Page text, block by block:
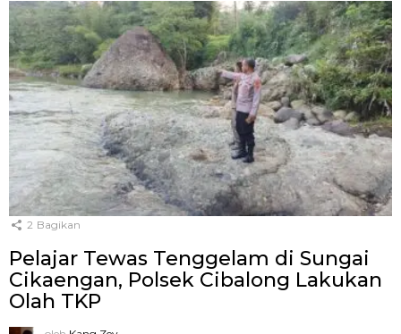
2 Bagikan
Pelajar Tewas Tenggelam di Sungai
Cikaengan, Polsek Cibalong Lakukan
Olah TKP